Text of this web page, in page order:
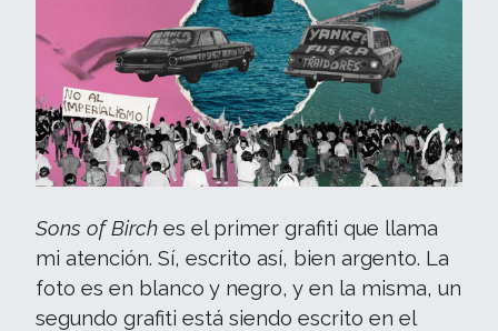
Sons of Birch es el primer grafiti que llama
mi atención. Sí, escrito así, bien argento. La
foto es en blanco y negro, y en la misma, un
segundo grafiti está siendo escrito en el